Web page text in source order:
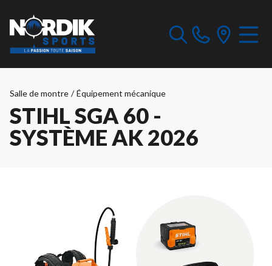
Salle de montre / Équipement mécanique
STIHL SGA 60 -
SYSTÈME AK 2026